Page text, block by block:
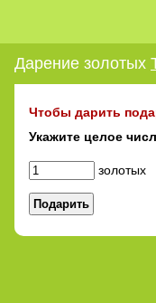
Дарение золотых
Чтобы дарить
Укажите целое
золотых